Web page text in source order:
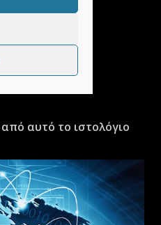
αυτό το ιστολόγιο